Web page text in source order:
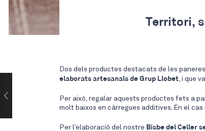
Territori,
Dos dels productes destacats de les
elaborats artesanals de Grup Llobet, i que
Per això, regalar aquests productes fets a
molt baixos en càrregues additives. En el cas
Per l’elaboració del nostre Bisbe del Celler